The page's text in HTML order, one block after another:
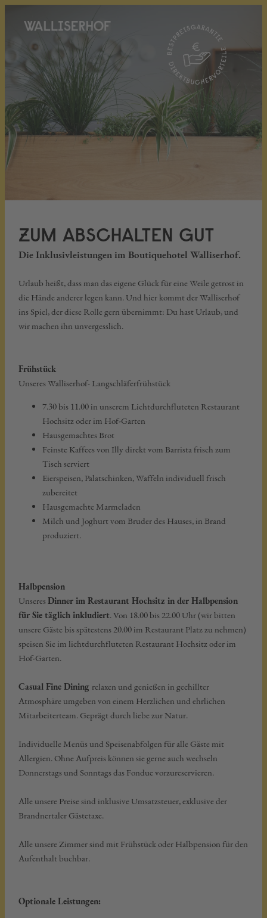
ZUM ABSCHALTEN GUT
Die Inklusivleistungen im Boutiquehotel Walliserhof.
Urlaub heißt, dass man das eigene Glück für eine Weile getrost in
die Hände anderer legen kann. Und hier kommt der Walliserhof
ins Spiel, der diese Rolle gern übernimmt: Du hast Urlaub, und
wir machen ihn unvergesslich.
Frühstück
Unseres Walliserhof- Langschläferfrühstück
7.30 bis 11.00 in unserem Lichtdurchfluteten Restaurant
Hochsitz oder im Hof-Garten
Hausgemachtes Brot
Feinste Kaffees von Illy direkt vom Barrista frisch zum
Tisch serviert
Eierspeisen, Palatschinken, Waffeln individuell frisch
zubereitet
Hausgemachte Marmeladen
Milch und Joghurt vom Bruder des Hauses, in Brand
produziert.
Halbpension
UnseresDinner im Restaurant Hochsitz in der Halbpension
für Sie täglich inkludiert. Von 18.00 bis 22.00 Uhr (wir bitten
unsere Gäste bis spätestens 20.00 im Restaurant Platz zu nehmen)
speisen Sie im lichtdurchfluteten Restaurant Hochsitz oder im
Hof-Garten.
Casual Fine Dining relaxen und genießen in gechillter
Atmosphäre umgeben von einem Herzlichen und ehrlichen
Mitarbeiterteam. Geprägt durch liebe zur Natur.
Individuelle Menüs und Speisenabfolgen für alle Gäste mit
Allergien. Ohne Aufpreis können sie gerne auch wechseln
Donnerstags und Sonntags das Fondue vorzureservieren.
Alle unsere Preise sind inklusive Umsatzsteuer, exklusive der
Brandnertaler Gästetaxe.
Alle unsere Zimmer sind mit Frühstück oder Halbpension für den
Aufenthalt buchbar.
Optionale Leistungen: